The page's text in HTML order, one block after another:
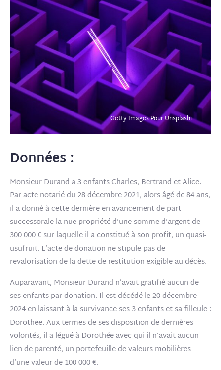
Getty Images Pour Unsplash+
Données :
Monsieur Durand a 3 enfantsCharles, Bertrandet Alice.
Par acte notarié du 28 décembre 2021, alors âgé de 84 ans,
il a donné à cette dernière en avancement de part
successorale la nue-propriété d’une somme d’argent de
300 000 € sur laquelle il a constitué à son profit, un quasi-
usufruit. L’acte de donation ne stipule pas de
revalorisation de la dette de restitution exigible au décès.
Auparavant, Monsieur Durand n’avait gratifié aucun de
ses enfants par donation. Il est décédé le 20 décembre
2024 en laissant à la survivance ses 3 enfants et sa filleule :
Dorothée. Aux termes de ses disposition de dernières
volontés, il a légué à Dorothée avec qui il n’avait aucun
lien de parenté, un portefeuille de valeurs mobilières
d’une valeur de 100 000 €.